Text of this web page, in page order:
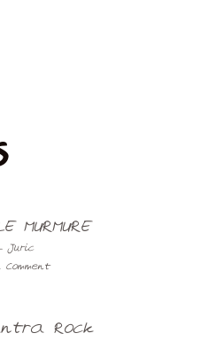
MURMURE
Juric
Rock